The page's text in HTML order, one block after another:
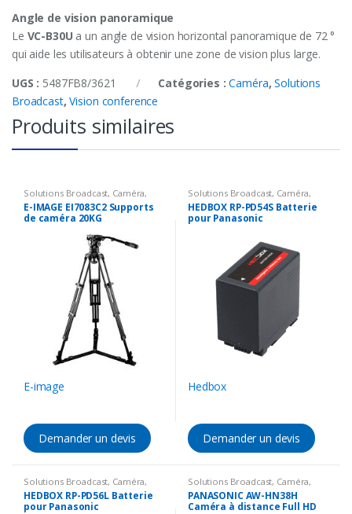
Angle de vision panoramique
Le VC-B30U a un angle de vision horizontal panoramique de 72 °
qui aide les utilisateurs à obtenir une zone de vision plus large.
UGS : 5487FB8/3621 Catégories :Caméra,Solutions
Broadcast,Vision conference
Produits similaires
Solutions Broadcast, Caméra,
Accessoires Caméra ,Support
E-IMAGE EI7083C2 Supports
de caméra 20KG
E-image
Demander un devis
Solutions Broadcast, Caméra,
Accessoires Caméra, Batterie &
Chargeur
HEDBOX RP-PD54S Batterie
pour Panasonic
Hedbox
Demander un devis
Solutions Broadcast, Caméra,
Accessoires Caméra Batterie &
Chargeur
HEDBOX RP-PD56L Batterie
pour Panasonic
Solutions Broadcast, Caméra,
Caméra PTZ ,4K
PANASONIC AW-HN38H
Caméra à distance Full HD